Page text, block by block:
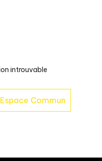
introuvable
Commun